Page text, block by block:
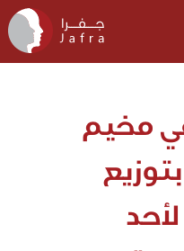
مخيم